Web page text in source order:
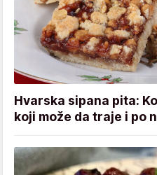
Hvarska sipana pita:
koji može da traje i po